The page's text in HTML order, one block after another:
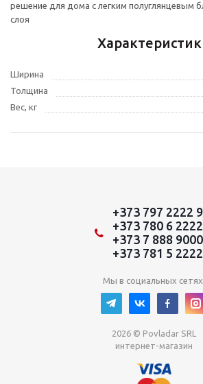
решение для дома с легким полуглянцевым
слоя
Ширина
Толщина
Вес, кг
+373 797 2222 9
+373 780 6 2222
+373 7 888 9000
+373 781 5 2222
Мы в социальных
2026 © Povladar SRL
интернет-магазин